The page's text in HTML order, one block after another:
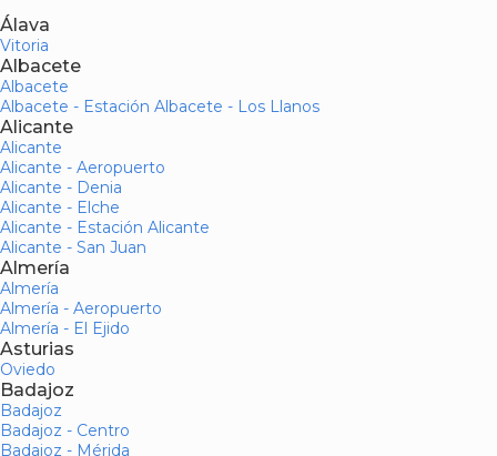
Álava
Vitoria
Albacete
Albacete
Albacete - Estación Albacete - Los Llanos
Alicante
Alicante
Alicante - Aeropuerto
Alicante - Denia
Alicante - Elche
Alicante - Estación Alicante
Alicante - San Juan
Almería
Almería
Almería - Aeropuerto
Almería - El Ejido
Asturias
Oviedo
Badajoz
Badajoz
Badajoz - Centro
Badajoz - Mérida